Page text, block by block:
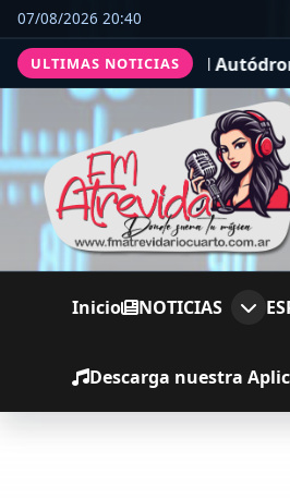
07/08/2026 20:40
ULTIMAS NOTICIAS
Seguro en el Autódromo»
Inicio NOTICIAS
Descarga nuestra